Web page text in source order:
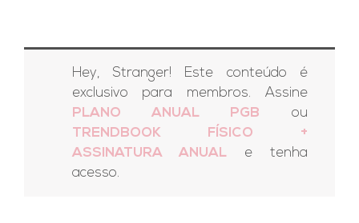
Hey, Stranger! Este conteúdo é
exclusivo para membros. Assine
PLANO ANUAL PGB ou
TRENDBOOK FÍSICO +
ASSINATURA ANUALe tenha
acesso.